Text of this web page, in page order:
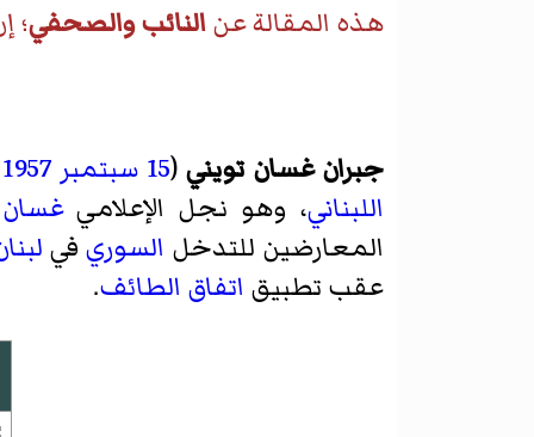
هذه المقالة عن النائب والصحفي؛
جبران غسان تويني(15 سبتمبر 1957
اللبناني، وهو نجل الإعلامي
المعارضين للتدخل السوري في
عقب تطبيق اتفاق الطائف.